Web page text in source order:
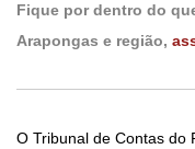
Fique por dentro do
Arapongas e região,
O Tribunal de Contas do